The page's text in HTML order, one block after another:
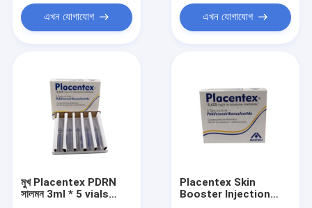
এখন যোগাযোগ এখন যোগাযোগ
মুখ Placentex PDRN
সালমন 3ml * 5 vials
Placentex Skin
Booster Injection